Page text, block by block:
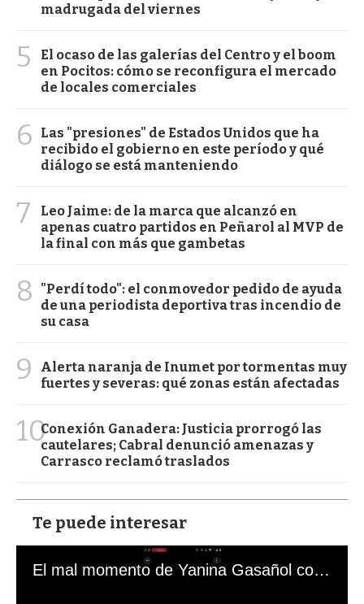
madrugada del viernes
5
El ocaso de las galerías del Centro y el boom
en Pocitos: cómo se reconfigura el mercado
de locales comerciales
6
Las "presiones" de Estados Unidos que ha
recibido el gobierno en este período y qué
diálogo se está manteniendo
7
Leo Jaime: de la marca que alcanzó en
apenas cuatro partidos en Peñarol al MVP de
la final con más que gambetas
8
"Perdí todo": el conmovedor pedido de ayuda
de una periodista deportiva tras incendio de
su casa
9
Alerta naranja de Inumet por tormentas muy
fuertes y severas: qué zonas están afectadas
10Conexión Ganadera: Justicia prorrogó las
cautelares; Cabral denunció amenazas y
Carrasco reclamó traslados
Te puede interesar
El mal momento de Yanina Gasañol con un hincha argentino en "Subrayado"